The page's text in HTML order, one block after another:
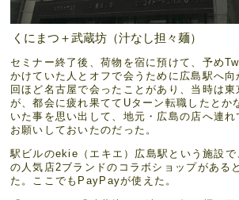
くにまつ＋武蔵坊（汁なし担々麺）
セミナー終了後、荷物を宿に預けて、予め
かけていた人とオフで会うために広島駅へ
回ほど名古屋で会ったことがあり、当時は
が、都会に疲れ果ててUターン転職したとか
いた事を思い出して、地元・広島の店へ連れ
お願いしておいたのだった。
駅ビルのekie（エキエ）広島駅という施設で
の人気店2ブランドのコラボショップがある
た。ここでもPayPayが使えた。